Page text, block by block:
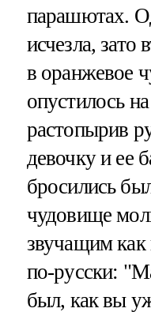
парашютах.
исчезла, зато
в оранжевое
опустилось
растопырив
девочку и ее
бросились
чудовище
звучащим как
по-русски:
был, как вы